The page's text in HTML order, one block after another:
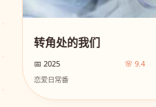
转角处的我们
📅 2025 🌸 9.4
恋爱日常番